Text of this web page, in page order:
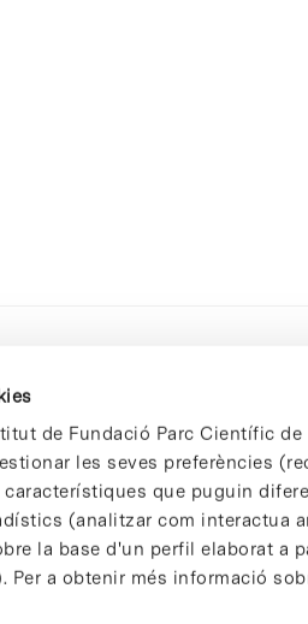
de Fundació Parc Científic
les seves preferències
que puguin
(analitzar com interactua
la base d'un perfil elaborat a
Per a obtenir més informació